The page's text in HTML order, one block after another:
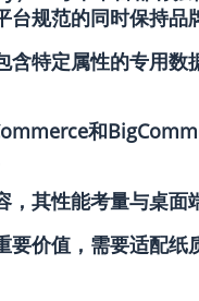
规范的同时保持品
特定属性的专用数
和
其性能考量与桌面
价值，需要适配纸